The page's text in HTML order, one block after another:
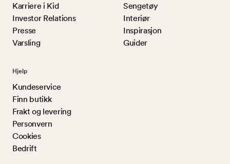
Karriere i Kid
Investor Relations
Presse
Varsling
Sengetøy
Interiør
Inspirasjon
Guider
Hjelp
Kundeservice
Finn butikk
Frakt og levering
Personvern
Cookies
Bedrift